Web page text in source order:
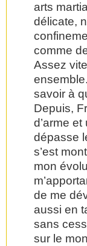
arts
délicate,
comme
Assez
savoir à
Depuis,
d’arme
dépasse
s’est
mon
de me
aussi en
sans
sur le